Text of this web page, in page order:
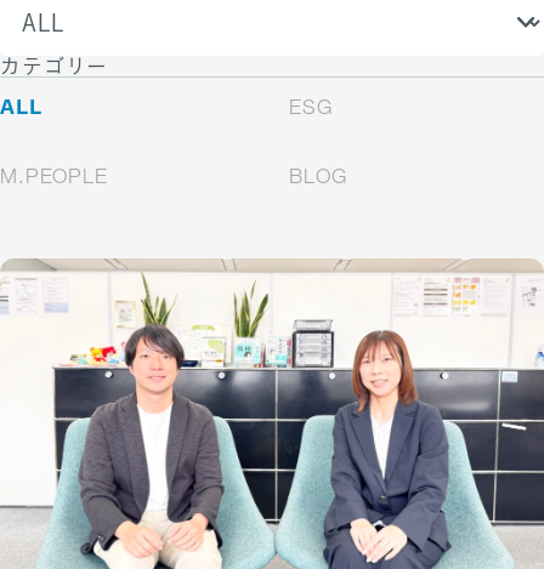
カテゴリー
ALL
ESG
M.PEOPLE BLOG